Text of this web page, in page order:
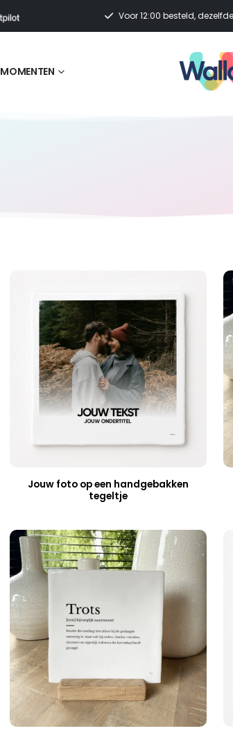
Voor 12:00 besteld,
MOMENTEN
Jouw foto op een handgebakken
tegeltje